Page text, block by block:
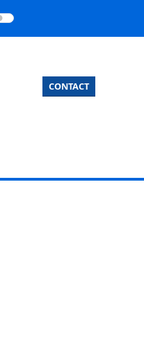
CONTACT